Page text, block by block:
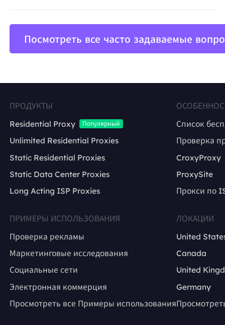
Посмотреть все часто задаваемые
ПРОДУКТЫ
Residential Proxy
Популярный
Unlimited Residential Proxies
Static Residential Proxies
Static Data Center Proxies
Long Acting ISP Proxies
Список
Проверка
CroxyProxy
ProxySite
Прокси по
ПРИМЕРЫ ИСПОЛЬЗОВАНИЯ
Проверка рекламы
Маркетинговые исследования
Социальные сети
Электронная коммерция
Просмотреть все Примеры использования
ЛОКАЦИИ
United
Canada
United
Germany